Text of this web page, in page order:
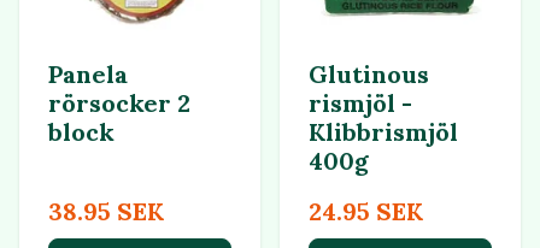
Panela
rörsocker 2
block
38.95 SEK
Glutinous
rismjöl -
Klibbrismjöl
400g
24.95 SEK